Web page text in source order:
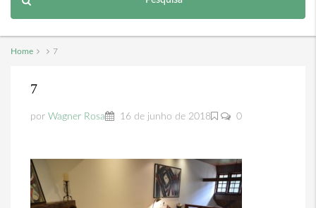
Home 7
7
por Wagner Rosa 16 de junho de 2018 0